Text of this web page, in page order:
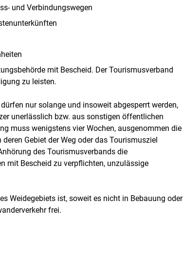
und Verbindungswegen
mit Bescheid. Der Tourismusverband
zu leisten.
nur solange und insoweit abgesperrt werden,
unerlässlich bzw. aus sonstigen öffentlichen
muss wenigstens vier Wochen, ausgenommen die
Gebiet der Weg oder das Tourismusziel
des Tourismusverbands die
mit Bescheid zu verpflichten, unzulässige
Weidegebiets ist, soweit es nicht in Bebauung oder
frei.